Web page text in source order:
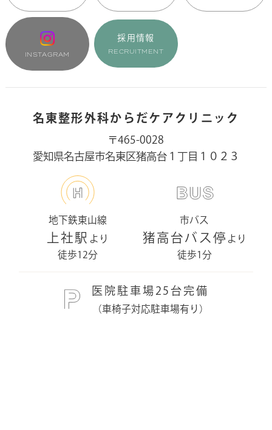
INSTAGRAM
採用情報
RECRUITMENT
名東整形外科からだケアクリニック
〒465-0028
愛知県名古屋市名東区猪高台１丁目１０２３
地下鉄東山線
上社駅 より
徒歩12分
市バス
猪高台バス停 より
徒歩1分
医院駐車場25台完備
（車椅子対応駐車場有り）